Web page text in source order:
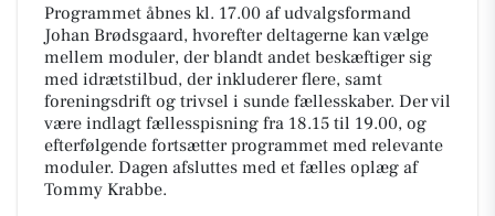
Programmet åbnes kl. 17.00 af udvalgsformand
Johan Brødsgaard, hvorefter deltagerne kan vælge
mellem moduler, der blandt andet beskæftiger sig
med idrætstilbud, der inkluderer flere, samt
foreningsdrift og trivsel i sunde fællesskaber. Der vil
være indlagt fællesspisning fra 18.15 til 19.00, og
efterfølgende fortsætter programmet med relevante
moduler. Dagen afsluttes med et fælles oplæg af
Tommy Krabbe.